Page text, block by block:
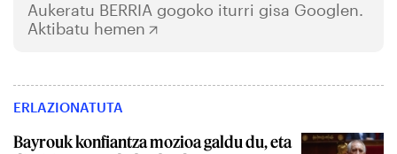
Aukeratu BERRIA gogoko iturri gisa Googlen.
Aktibatu hemen
ERLAZIONATUTA
Bayrouk konfiantza mozioa galdu du, eta